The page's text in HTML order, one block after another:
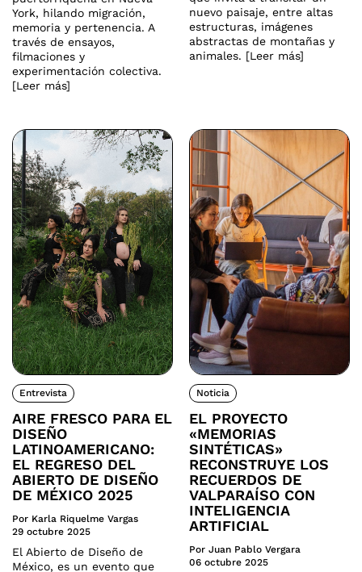
York, hilando migración,
memoria y pertenencia. A
través de ensayos,
filmaciones y
experimentación colectiva.
[Leer más]
nuevo paisaje, entre altas
estructuras, imágenes
abstractas de montañas y
animales. [Leer más]
Entrevista
AIRE FRESCO PARA EL
DISEÑO
LATINOAMERICANO:
EL REGRESO DEL
ABIERTO DE DISEÑO
DE MÉXICO 2025
Por Karla Riquelme Vargas
29 octubre 2025
El Abierto de Diseño de
México, es un evento que
Noticia
EL PROYECTO
«MEMORIAS
SINTÉTICAS»
RECONSTRUYE LOS
RECUERDOS DE
VALPARAÍSO CON
INTELIGENCIA
ARTIFICIAL
Por Juan Pablo Vergara
06 octubre 2025